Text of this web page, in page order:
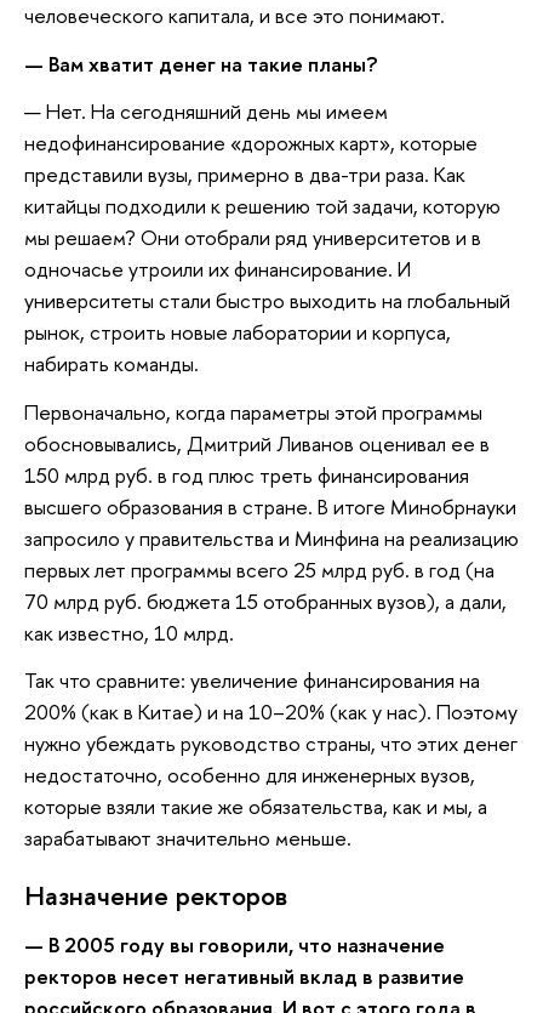
человеческого капитала, и все это понимают.
— Вам хватит денег на такие планы?
— Нет. На сегодняшний день мы имеем
недофинансирование «дорожных карт», которые
представили вузы, примерно в два-три раза. Как
китайцы подходили к решению той задачи, которую
мы решаем? Они отобрали ряд университетов и в
одночасье утроили их финансирование. И
университеты стали быстро выходить на глобальный
рынок, строить новые лаборатории и корпуса,
набирать команды.
Первоначально, когда параметры этой программы
обосновывались, Дмитрий Ливанов оценивал ее в
150 млрд руб. в год плюс треть финансирования
высшего образования в стране. В итоге Минобрнауки
запросило у правительства и Минфина на реализацию
первых лет программы всего 25 млрд руб. в год (на
70 млрд руб. бюджета 15 отобранных вузов), а дали,
как известно, 10 млрд.
Так что сравните: увеличение финансирования на
200% (как в Китае) и на 10–20% (как у нас). Поэтому
нужно убеждать руководство страны, что этих денег
недостаточно, особенно для инженерных вузов,
которые взяли такие же обязательства, как и мы, а
зарабатывают значительно меньше.
Назначение ректоров
— В 2005 году вы говорили, что назначение
ректоров несет негативный вклад в развитие
российского образования. И вот с этого года в